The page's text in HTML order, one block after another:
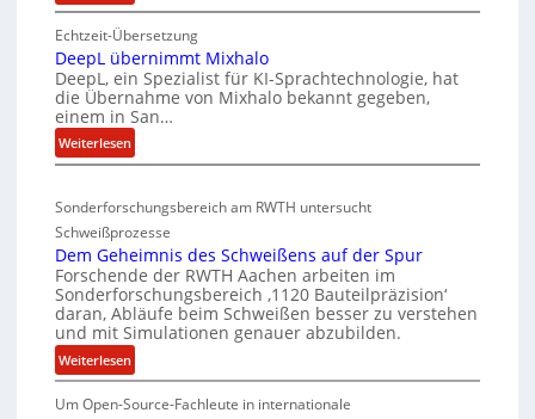
n
I
S
V
S
c
h
e
r
e
b
o
n
e
k
l
e
i
u
E
v
a
-
M
a
r
i
G
l
e
n
z
w
i
r
d
Echtzeit-Übersetzung
DeepL übernimmt Mixhalo
DeepL, ein Spezialist für KI-Sprachtechnologie, hat
die Übernahme von Mixhalo bekannt gegeben,
einem in San…
Weiterlesen:
D
e
p
L
ü
b
e
r
n
m
Sonderforschungsbereich am RWTH untersucht
Schweißprozesse
Dem Geheimnis des Schweißens auf der Spur
Forschende der RWTH Aachen arbeiten im
Sonderforschungsbereich ‚1120 Bauteilpräzision‘
daran, Abläufe beim Schweißen besser zu verstehen
und mit Simulationen genauer abzubilden.
Weiterlesen:
D
e
Um Open-Source-Fachleute in internationale